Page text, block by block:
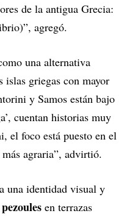
de la antigua Grecia:
agregó.
una alternativa
griegas con mayor
y Samos están bajo
cuentan historias muy
el foco está puesto en el
agraria”, advirtió.
una identidad visual y
pezoules en terrazas